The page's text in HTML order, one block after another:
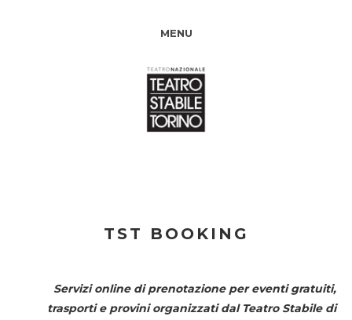
MENU
TST BOOKING
Servizi online di prenotazione per eventi gratuiti,
trasporti e provini organizzati dal Teatro Stabile di